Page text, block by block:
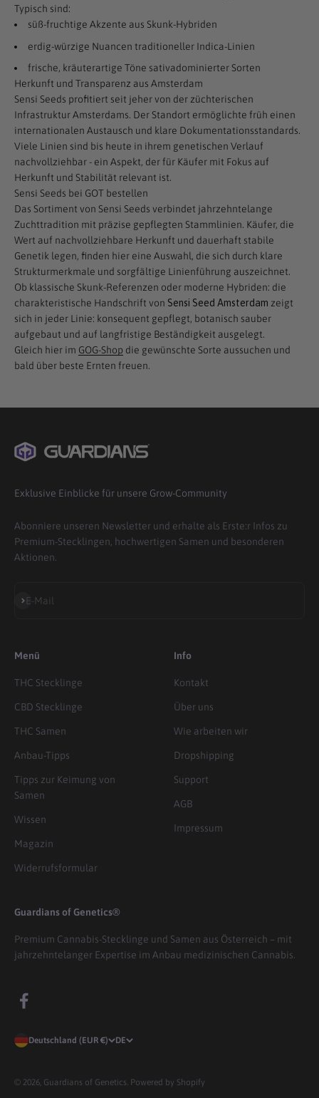
Typisch sind:
süß-fruchtige Akzente aus Skunk-Hybriden
erdig-würzige Nuancen traditioneller Indica-Linien
frische, kräuterartige Töne sativadominierter Sorten
Herkunft und Transparenz aus Amsterdam
Sensi Seeds profitiert seit jeher von der züchterischen
Infrastruktur Amsterdams. Der Standort ermöglichte früh einen
internationalen Austausch und klare Dokumentationsstandards.
Viele Linien sind bis heute in ihrem genetischen Verlauf
nachvollziehbar - ein Aspekt, der für Käufer mit Fokus auf
Herkunft und Stabilität relevant ist.
Sensi Seeds bei GOT bestellen
Das Sortiment von Sensi Seeds verbindet jahrzehntelange
Zuchttradition mit präzise gepflegten Stammlinien. Käufer, die
Wert auf nachvollziehbare Herkunft und dauerhaft stabile
Genetik legen, finden hier eine Auswahl, die sich durch klare
Strukturmerkmale und sorgfältige Linienführung auszeichnet.
Ob klassische Skunk-Referenzen oder moderne Hybriden: die
charakteristische Handschrift von Sensi Seed Amsterdam zeigt
sich in jeder Linie: konsequent gepflegt, botanisch sauber
aufgebaut und auf langfristige Beständigkeit ausgelegt.
Gleich hier im GOG-Shop die gewünschte Sorte aussuchen und
bald über beste Ernten freuen.
Exklusive Einblicke für unsere Grow-Community
Abonniere unseren Newsletter und erhalte als Erste:r Infos zu
Premium-Stecklingen, hochwertigen Samen und besonderen
Aktionen.
E-Mail
Abonnieren
Menü
THC Stecklinge
CBD Stecklinge
THC Samen
Anbau-Tipps
Tipps zur Keimung von
Samen
Wissen
Magazin
Widerrufsformular
Info
Kontakt
Über uns
Wie arbeiten wir
Dropshipping
Support
AGB
Impressum
Guardians of Genetics®
Premium Cannabis-Stecklinge und Samen aus Österreich – mit
jahrzehntelanger Expertise im Anbau medizinischen Cannabis.
Deutschland (EUR €) DE
© 2026, Guardians of Genetics. Powered by Shopify